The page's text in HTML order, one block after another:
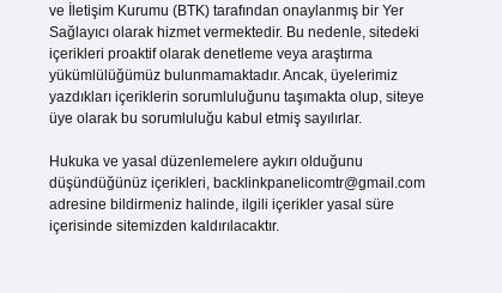
ve İletişim Kurumu (BTK) tarafından onaylanmış bir Yer
Sağlayıcı olarak hizmet vermektedir. Bu nedenle, sitedeki
içerikleri proaktif olarak denetleme veya araştırma
yükümlülüğümüz bulunmamaktadır. Ancak, üyelerimiz
yazdıkları içeriklerin sorumluluğunu taşımakta olup, siteye
üye olarak bu sorumluluğu kabul etmiş sayılırlar.
Hukuka ve yasal düzenlemelere aykırı olduğunu
düşündüğünüz içerikleri, backlinkpanelicomtr@gmail.com
adresine bildirmeniz halinde, ilgili içerikler yasal süre
içerisinde sitemizden kaldırılacaktır.